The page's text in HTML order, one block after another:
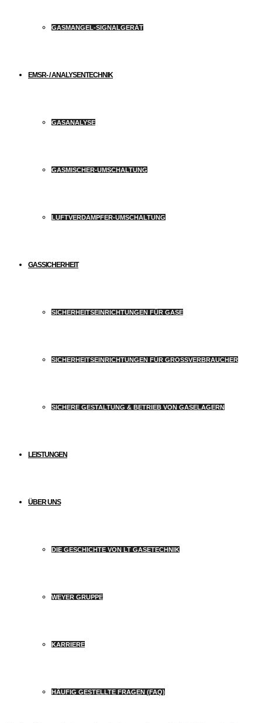
GASMANGEL-SIGNALGERÄT
EMSR- / ANALYSENTECHNIK
GASANALYSE
GASMISCHER-UMSCHALTUNG
LUFTVERDAMPFER-UMSCHALTUNG
GASSICHERHEIT
SICHERHEITSEINRICHTUNGEN FÜR GASE
SICHERHEITSEINRICHTUNGEN FÜR GROSSVERBRAUCHER
SICHERE GESTALTUNG & BETRIEB VON GASELAGERN
LEISTUNGEN
ÜBER UNS
DIE GESCHICHTE VON LT GASETECHNIK
WEYER GRUPPE
KARRIERE
HÄUFIG GESTELLTE FRAGEN (FAQ)